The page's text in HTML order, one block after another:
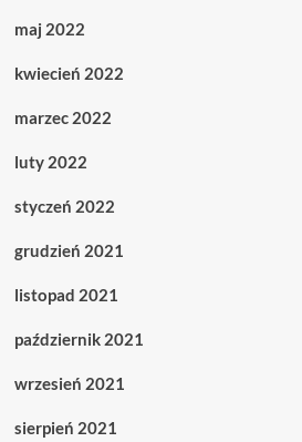
maj 2022
kwiecień 2022
marzec 2022
luty 2022
styczeń 2022
grudzień 2021
listopad 2021
październik 2021
wrzesień 2021
sierpień 2021